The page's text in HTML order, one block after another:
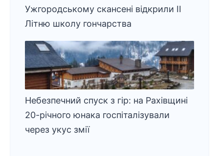
Ужгородському скансені відкрили ІІ
Літню школу гончарства
Небезпечний спуск з гір: на Рахівщині
20-річного юнака госпіталізували
через укус змії